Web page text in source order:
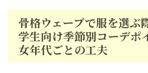
骨格ウェーブで服を選ぶ
学生向け季節別コーデポ
女年代ごとの工夫